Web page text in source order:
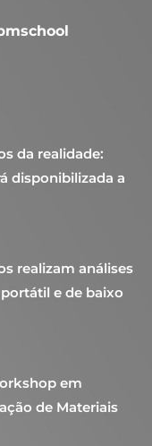
da realidade:
disponibilizada a
realizam análises
e de baixo
em
de Materiais